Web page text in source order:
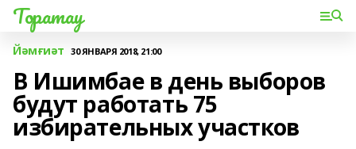
Торатау
Йәмғиәт 30 ЯНВАРЯ 2018, 21:00
В Ишимбае в день выборов
будут работать 75
избирательных участков